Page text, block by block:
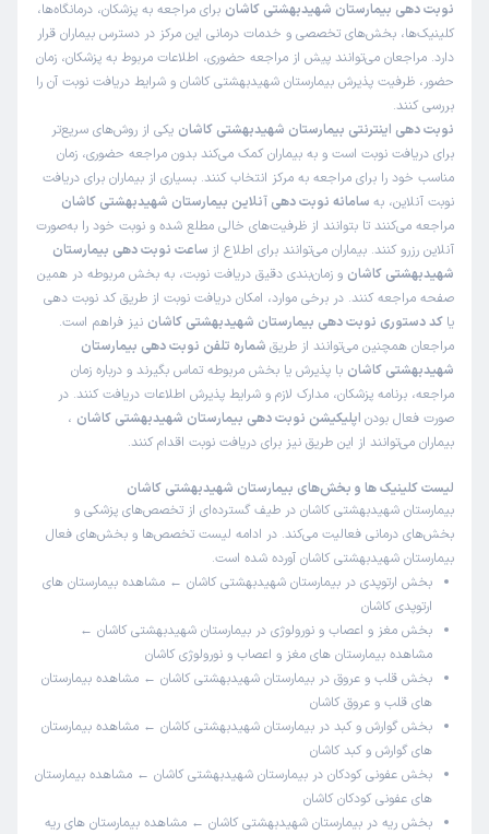
نوبت دهی بیمارستان شهیدبهشتی کاشان برای مراجعه به پزشکان، درمانگاه‌ها،
کلینیک‌ها، بخش‌های تخصصی و خدمات درمانی این مرکز در دسترس بیماران قرار
دارد. مراجعان می‌توانند پیش از مراجعه حضوری، اطلاعات مربوط به پزشکان، زمان
حضور، ظرفیت پذیرش بیمارستان شهیدبهشتی کاشان و شرایط دریافت نوبت آن را
بررسی کنند.
نوبت دهی اینترنتی بیمارستان شهیدبهشتی کاشان یکی از روش‌های سریع‌تر
برای دریافت نوبت است و به بیماران کمک می‌کند بدون مراجعه حضوری، زمان
مناسب خود را برای مراجعه به مرکز انتخاب کنند. بسیاری از بیماران برای دریافت
نوبت آنلاین، به سامانه نوبت دهی آنلاین بیمارستان شهیدبهشتی کاشان
مراجعه می‌کنند تا بتوانند از ظرفیت‌های خالی مطلع شده و نوبت خود را به‌صورت
آنلاین رزرو کنند. بیماران می‌توانند برای اطلاع از ساعت نوبت دهی بیمارستان
شهیدبهشتی کاشان و زمان‌بندی دقیق دریافت نوبت، به بخش مربوطه در همین
صفحه مراجعه کنند. در برخی موارد، امکان دریافت نوبت از طریق کد نوبت دهی
یا کد دستوری نوبت دهی بیمارستان شهیدبهشتی کاشان نیز فراهم است.
مراجعان همچنین می‌توانند از طریق شماره تلفن نوبت دهی بیمارستان
شهیدبهشتی کاشان با پذیرش یا بخش مربوطه تماس بگیرند و درباره زمان
مراجعه، برنامه پزشکان، مدارک لازم و شرایط پذیرش اطلاعات دریافت کنند. در
صورت فعال بودن اپلیکیشن نوبت دهی بیمارستان شهیدبهشتی کاشان ،
بیماران می‌توانند از این طریق نیز برای دریافت نوبت اقدام کنند.
لیست کلینیک‌ ها و بخش‌های بیمارستان شهیدبهشتی کاشان
بیمارستان شهیدبهشتی کاشان در طیف گسترده‌ای از تخصص‌های پزشکی و
بخش‌های درمانی فعالیت می‌کند. در ادامه لیست تخصص‌ها و بخش‌های فعال
بیمارستان شهیدبهشتی کاشان آورده شده است.
بخش ارتوپدی در بیمارستان شهیدبهشتی کاشان ← مشاهده بیمارستان های
ارتوپدی کاشان
بخش مغز و اعصاب و نورولوژی در بیمارستان شهیدبهشتی کاشان ←
مشاهده بیمارستان های مغز و اعصاب و نورولوژی کاشان
بخش قلب و عروق در بیمارستان شهیدبهشتی کاشان ← مشاهده بیمارستان
های قلب و عروق کاشان
بخش گوارش و کبد در بیمارستان شهیدبهشتی کاشان ← مشاهده بیمارستان
های گوارش و کبد کاشان
بخش عفونی کودکان در بیمارستان شهیدبهشتی کاشان ← مشاهده بیمارستان
های عفونی کودکان کاشان
بخش ریه در بیمارستان شهیدبهشتی کاشان ← مشاهده بیمارستان های ریه